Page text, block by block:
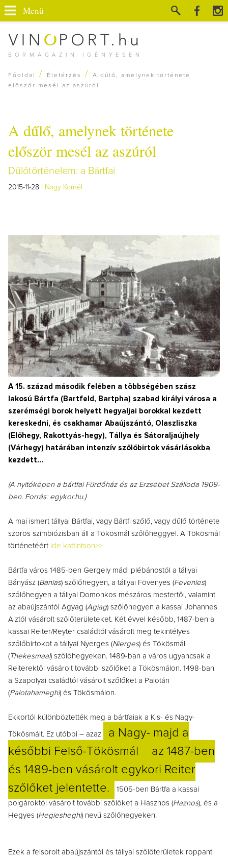
BORMAGAZIN IGÉNYESEN
Menü
Főoldal / Életérzés /
A dűlő, amelynek története
először mesél az aszúról
A dűlő, amelynek története
először mesél az aszúról
Dűlőtörténelem: a Bártfai
2015-11-28 | Nagy Kornél
A 15. század második felében a többségében szász
lakosú Bártfa (Bartfeld, Bartpha) szabad királyi városa a
szerémségi borok helyett hegyaljai borokkal kezdett
kereskedni, és csakhamar Abaújszántó, Olaszliszka
(Előhegy, Rakottyás-hegy), Tállya és Sátoraljaújhely
(Várhegy) határában intenzív szőlőbirtok vásárlásokba
kezdett...
(A nyitóképen a bártfai Fürdőház és az Erzsébet Szálloda 1909-
ben. Forrás: egykor.hu.)
A mai ismert tállyai Bártfai, vagy Bártfi szőlő, vagy dűlő története
szoros szimbiózisban áll a Tökösmál szőlőheggyel. A Tökösmál
történetéért ide kattintson>>
Bártfa város 1485-ben Gergely mádi plébánostól a tállyai
Bányász (Banias) szőlőhegyen, a tállyai Fövenyes (Fevenies)
szőlőhegyen a tállyai Domonkos mészáros mestertől, valamint
az abaújszántói Agyag (Agiag) szőlőhegyen a kassai Johannes
Alztól vásárolt szőlőterületeket. Két évvel később, 1487-ben a
kassai Reiter/Reyter családtól vásárolt meg tekintélyes
szőlőbirtokot a tállyai Nyerges (Nierges) és Tökösmál
( Thekesmaal) szőlőhegyeken. 1489-ban a város ugyancsak a
Reiterektől vásárolt további szőlőket a Tökösmálon. 1498-ban
a Szapolyai családtól vásárolt szőlőket a Palotán
(Palotahameghi) és Tökösmálon.
Ekkortól különböztették meg a bártfaiak a Kis- és Nagy-
Tökösmált. Ez utóbbi – azaz
a Nagy- majd a
későbbi Felső-Tökösmál
az 1487-ben
és 1489-ben vásárolt egykori Reiter
szőlőket jelentette.
1505-ben Bártfa a kassai
polgároktól vásárolt további szőlőket a Hasznos (Haznos), és a
Hegyes (Hegiesheghi) nevű szőlőhegyeken.
Ezek a felsorolt abaújszántói és tállyai szőlőterületek roppant